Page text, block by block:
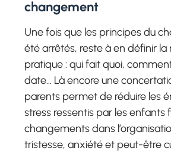
changement
Une fois que les principes du
été arrêtés, reste à en définir
pratique : qui fait quoi,
date… Là encore une
parents permet de réduire les
stress ressentis par les enfants
changements dans
tristesse, anxiété et peut-être